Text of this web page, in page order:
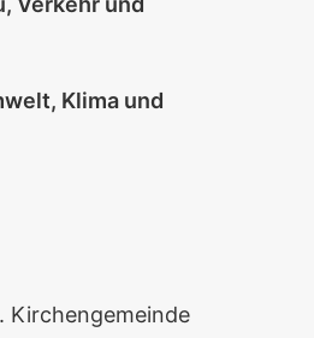
Klima und
Kirchengemeinde